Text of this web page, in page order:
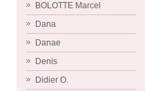
BOLOTTE Marcel
Dana
Danae
Denis
Didier O.